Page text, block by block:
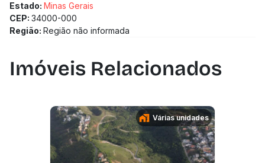
Estado: Minas Gerais
CEP: 34000-000
Região: Região não informada
Imóveis Relacionados
Várias unidades